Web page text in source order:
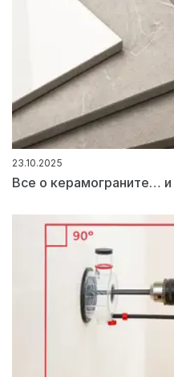
23.10.2025
Все о керамограните…